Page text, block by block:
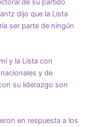
de su partido
dijo que la Lista
ser parte de ningún
y la Lista con
y de
su liderazgo son
en respuesta a los